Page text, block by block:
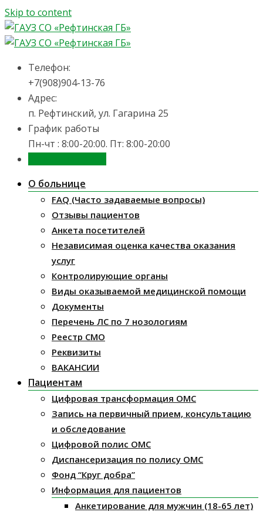
Skip to content
Телефон:
+7(908)904-13-76
Адрес:
п. Рефтинский, ул. Гагарина 25
График работы
Пн-чт : 8:00-20:00. Пт: 8:00-20:00
О больнице
FAQ (Часто задаваемые вопросы)
Отзывы пациентов
Анкета посетителей
Независимая оценка качества оказания
услуг
Контролирующие органы
Виды оказываемой медицинской помощи
Документы
Перечень ЛС по 7 нозологиям
Реестр СМО
Реквизиты
ВАКАНСИИ
Пациентам
Цифровая трансформация ОМС
Запись на первичный прием, консультацию
и обследование
Цифровой полис ОМС
Диспансеризация по полису ОМС
Фонд “Круг добра”
Информация для пациентов
Анкетирование для мужчин (18-65 лет)